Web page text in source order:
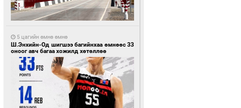
5 цагийн өмнө өмнө
Ш.Энхийн-Од шигшээ багийнхаа өмнөөс 33
оноог авч багаа хожилд хөтөллөө